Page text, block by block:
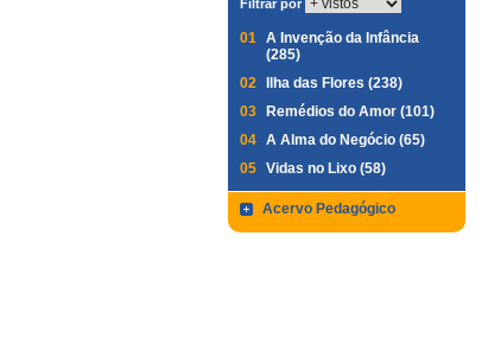
Filtrar por
01 A Invenção da Infância
(285)
02
Ilha das Flores (238)
03
Remédios do Amor (101)
04 A Alma do Negócio (65)
05 Vidas no Lixo (58)
Acervo Pedagógico